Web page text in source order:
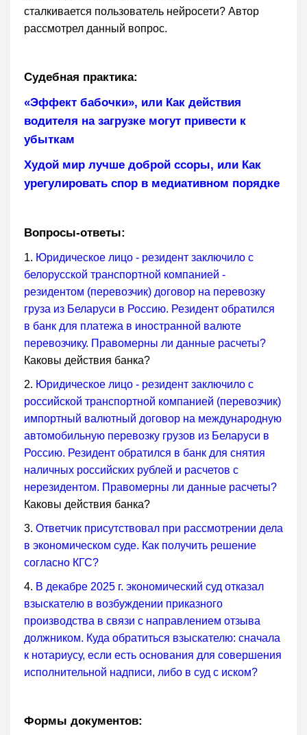
сталкивается пользователь нейросети? Автор
рассмотрел данный вопрос.
Судебная практика:
«Эффект бабочки», или Как действия
водителя на загрузке могут привести к
убыткам
Худой мир лучше доброй ссоры, или Как
урегулировать спор в медиативном порядке
Вопросы-ответы:
1. Юридическое лицо - резидент заключило с
белорусской транспортной компанией -
резидентом (перевозчик) договор на перевозку
груза из Беларуси в Россию. Резидент обратился
в банк для платежа в иностранной валюте
перевозчику. Правомерны ли данные расчеты?
Каковы действия банка?
2. Юридическое лицо - резидент заключило с
российской транспортной компанией (перевозчик)
импортный валютный договор на международную
автомобильную перевозку грузов из Беларуси в
Россию. Резидент обратился в банк для снятия
наличных российских рублей и расчетов с
нерезидентом. Правомерны ли данные расчеты?
Каковы действия банка?
3. Ответчик присутствовал при рассмотрении дела
в экономическом суде. Как получить решение
согласно КГС?
4. В декабре 2025 г. экономический суд отказал
взыскателю в возбуждении приказного
производства в связи с направлением отзыва
должником. Куда обратиться взыскателю: сначала
к нотариусу, если есть основания для совершения
исполнительной надписи, либо в суд с иском?
Формы документов: